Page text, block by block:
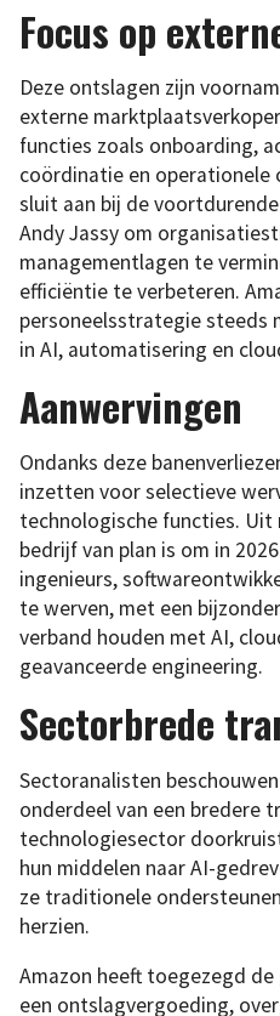
Focus op
Deze ontslagen zijn
externe
functies zoals onboarding,
coördinatie en operationele
sluit aan bij de voortdurende
Andy Jassy om
managementlagen te
efficiëntie te verbeteren.
personeelsstrategie steeds
in AI, automatisering en
Aanwervingen
Ondanks deze
inzetten voor selectieve
technologische functies.
bedrijf van plan is om in
ingenieurs,
te werven, met een
verband houden met AI,
geavanceerde engineering.
Sectorbrede
Sectoranalisten
onderdeel van een bredere
technologiesector
hun middelen naar AI-
ze traditionele
herzien.
Amazon heeft toegezegd
een ontslagvergoeding,